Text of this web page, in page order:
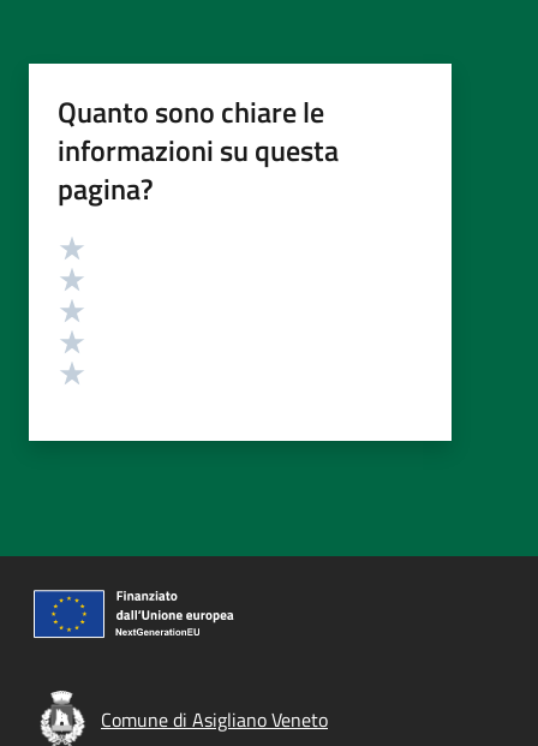
Quanto sono chiare le
informazioni su questa
pagina?
Valutazione
Comune di Asigliano Veneto